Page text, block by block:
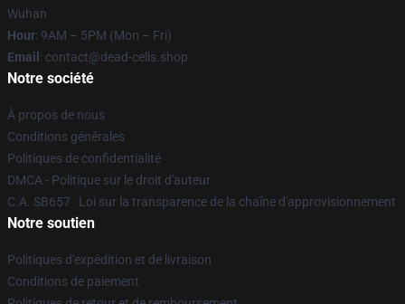
Wuhan
Hour: 9AM – 5PM (Mon – Fri)
Email : contact@dead-cells.shop
Notre société
À propos de nous
Conditions générales
Politiques de confidentialité
DMCA - Politique sur le droit d'auteur
C.A. SB657 : Loi sur la transparence de la chaîne d'approvisionnement
Notre soutien
Politiques d'expédition et de livraison
Conditions de paiement